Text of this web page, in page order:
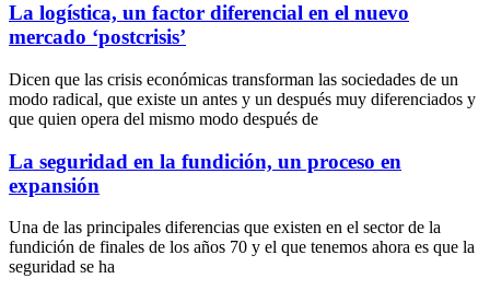
La logística, un factor diferencial en el nuevo
mercado ‘postcrisis’
Dicen que las crisis económicas transforman las sociedades de un
modo radical, que existe un antes y un después muy diferenciados y
que quien opera del mismo modo después de
La seguridad en la fundición, un proceso en
expansión
Una de las principales diferencias que existen en el sector de la
fundición de finales de los años 70 y el que tenemos ahora es que la
seguridad se ha